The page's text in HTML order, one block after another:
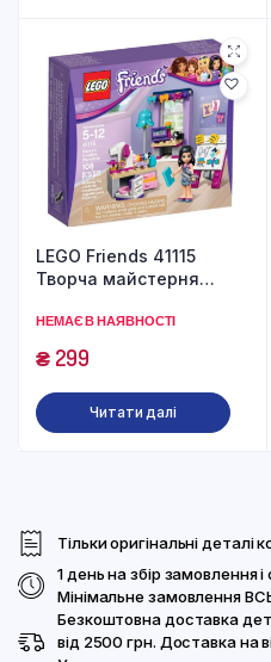
LEGO Friends 41115
Творча майстерня
НЕМАЄ В НАЯВНОСТІ
₴299
Читати далі
Тільки оригінальні деталі
1 день на збір замовлення
Мінімальне замовлення
Безкоштовна доставка
від 2500 грн. Доставка на